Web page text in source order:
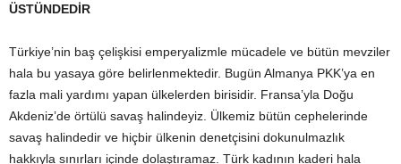
ÜSTÜNDEDİR
Türkiye’nin baş çelişkisi emperyalizmle mücadele ve bütün mevziler
hala bu yasaya göre belirlenmektedir. Bugün Almanya PKK’ya en
fazla mali yardımı yapan ülkelerden birisidir. Fransa’yla Doğu
Akdeniz’de örtülü savaş halindeyiz. Ülkemiz bütün cephelerinde
savaş halindedir ve hiçbir ülkenin denetçisini dokunulmazlık
hakkıyla sınırları içinde dolaştıramaz. Türk kadının kaderi hala